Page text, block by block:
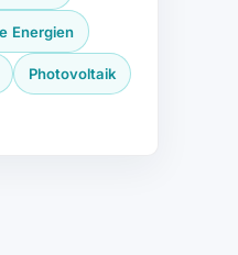
Energien
Photovoltaik